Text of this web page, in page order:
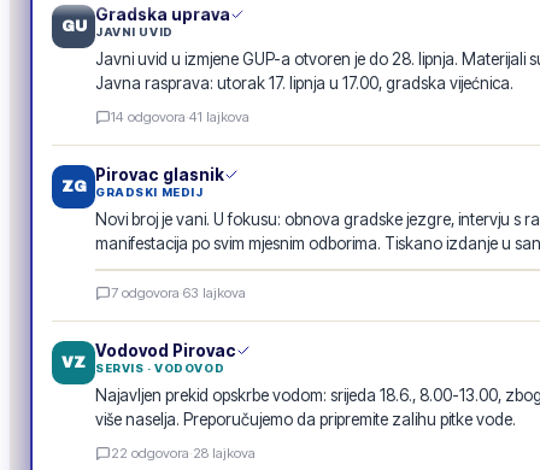
GU
Gradska uprava
JAVNI UVID
Javni uvid u izmjene GUP-a otvoren je do 28. lipnja. Materijali
Javna rasprava: utorak 17. lipnja u 17.00, gradska vijećnica.
14 odgovora·41 lajkova
ZG
Pirovac glasnik
GRADSKI MEDIJ
Novi broj je vani. U fokusu: obnova gradske jezgre, intervju s
manifestacija po svim mjesnim odborima. Tiskano izdanje u
E-GLASILO
Pirovac glasnik · lipanj 2026.
7 odgovora·63 lajkova
VZ
Vodovod Pirovac
SERVIS · VODOVOD
Najavljen prekid opskrbe vodom: srijeda 18.6., 8.00-13.00,
više naselja. Preporučujemo da pripremite zalihu pitke vode.
22 odgovora·28 lajkova